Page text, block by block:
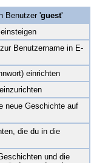
Benutzer 'guest'
Benutzername in E-
einrichten
neue Geschichte auf
die du in die
und die